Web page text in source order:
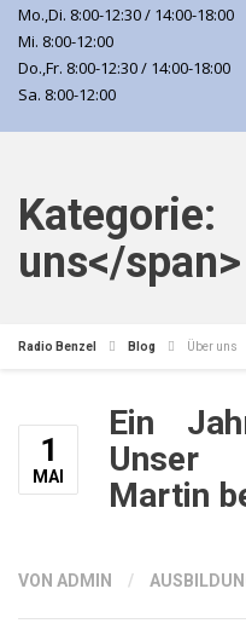
Mo.,Di. 8:00-12:30 / 14:00-18:00
Mi. 8:00-12:00
Do.,Fr. 8:00-12:30 / 14:00-18:00
Sa. 8:00-12:00
uns</span>
Radio Benzel Blog Über uns
1
MAI
Ein
Unser
Martin
VON ADMIN /